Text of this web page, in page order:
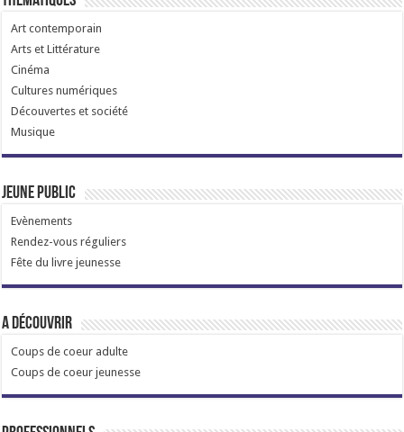
Art contemporain
Arts et Littérature
Cinéma
Cultures numériques
Découvertes et société
Musique
Jeune public
Evènements
Rendez-vous réguliers
Fête du livre jeunesse
A découvrir
Coups de coeur adulte
Coups de coeur jeunesse